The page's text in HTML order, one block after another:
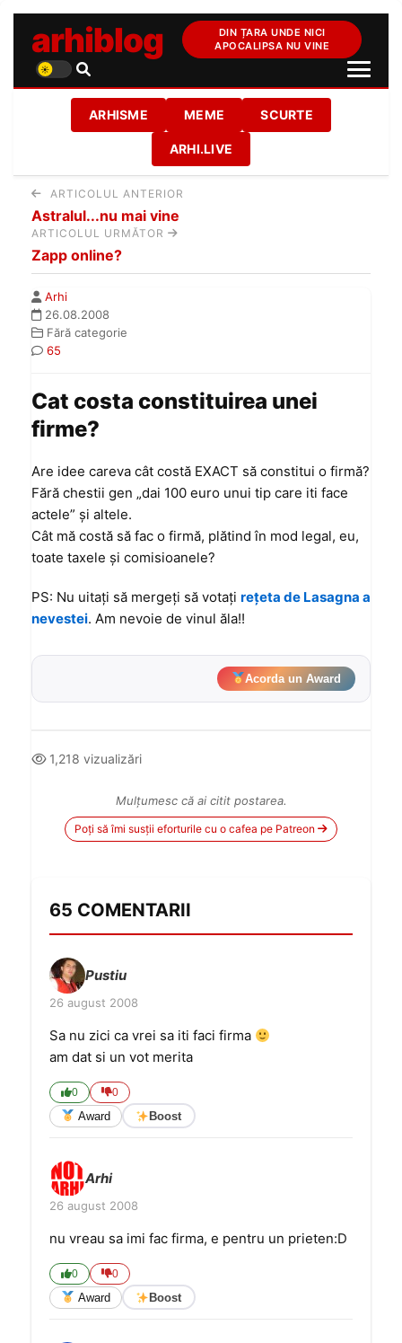
arhiblog
DIN ȚARA UNDE NICI
APOCALIPSA NU VINE
ARHISME MEME SCURTE
ARHI.LIVE
ARTICOLUL ANTERIOR
Astralul...nu mai vine
ARTICOLUL URMĂTOR
Zapp online?
Arhi
26.08.2008
Fără categorie
65
Cat costa constituirea unei
firme?
Are idee careva cât costă EXACT să constitui o firmă?
Fără chestii gen „dai 100 euro unui tip care iti face
actele” și altele.
Cât mă costă să fac o firmă, plătind în mod legal, eu,
toate taxele și comisioanele?
PS: Nu uitați să mergeți să votați rețeta de Lasagna a
nevestei. Am nevoie de vinul ăla!!
Acorda un Award
1,218 vizualizări
Mulțumesc că ai citit postarea.
Poți să îmi susții eforturile cu o cafea pe Patreon
65 COMENTARII
Pustiu
26 august 2008
Sa nu zici ca vrei sa iti faci firma
am dat si un vot merita
0 0
Award Boost
Arhi
26 august 2008
nu vreau sa imi fac firma, e pentru un prieten:D
0 0
Award Boost